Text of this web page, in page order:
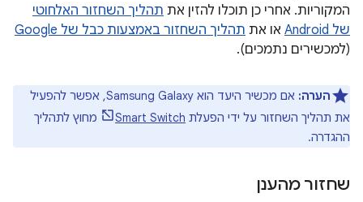
המקוריות. אחרי כן תוכלו להזין את תהליך השחזור האלחוטי
של Android
או את תהליך השחזור באמצעות כבל של Google
(למכשירים נתמכים).
הערה:
אם מכשיר היעד הוא Samsung Galaxy, אפשר להפעיל
את תהליך השחזור על ידי הפעלת Smart Switch
מחוץ לתהליך
ההגדרה.
שחזור מהענן